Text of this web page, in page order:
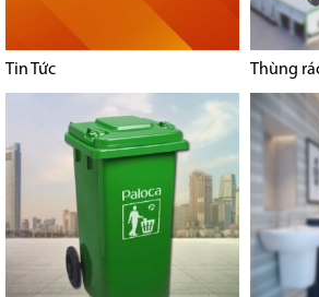
Tin Tức Thùng